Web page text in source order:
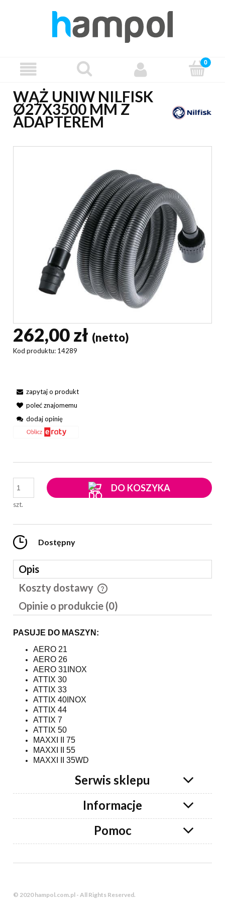
WĄŻ UNIW NILFISK
Ø27X3500 MM Z
ADAPTEREM
262,00 zł (netto)
Kod produktu: 14289
zapytaj o produkt
poleć znajomemu
dodaj opinię
szt.
DO KOSZYKA
Dostępny
Opis
Koszty dostawy
Cena nie zawiera ewentualnych kosztów płatności
Opinie o produkcie (0)
PASUJE DO MASZYN:
AERO 21
AERO 26
AERO 31INOX
ATTIX 30
ATTIX 33
ATTIX 40INOX
ATTIX 44
ATTIX 7
ATTIX 50
MAXXI II 75
MAXXI II 55
MAXXI II 35WD
Serwis sklepu
Informacje
Pomoc
© 2020 hampol.com.pl - All Rights Reserved.